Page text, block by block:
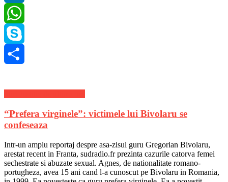
LinkedIn
WhatsApp
Skype
“Prefera virginele”: victimele lui Bivolaru se
confeseaza
Intr-un amplu reportaj despre asa-zisul guru Gregorian Bivolaru,
arestat recent in Franta, sudradio.fr prezinta cazurile catorva femei
sechestrate si abuzate sexual. Agnes, de nationalitate romano-
portugheza, avea 15 ani cand l-a cunoscut pe Bivolaru in Romania,